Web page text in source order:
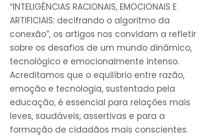
“INTELIGÊNCIAS RACIONAIS, EMOCIONAIS E
ARTIFICIAIS: decifrando o algoritmo da
conexão”, os artigos nos convidam a refletir
sobre os desafios de um mundo dinâmico,
tecnológico e emocionalmente intenso.
Acreditamos que o equilíbrio entre razão,
emoção e tecnologia, sustentado pela
educação, é essencial para relações mais
leves, saudáveis, assertivas e para a
formação de cidadãos mais conscientes.